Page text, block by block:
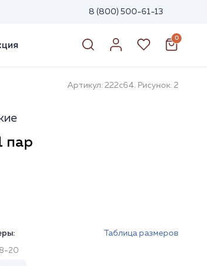
8 (800) 500-61-13
0
Артикул: 222с64. Рисунок: 2
пар
Таблица размеров
20